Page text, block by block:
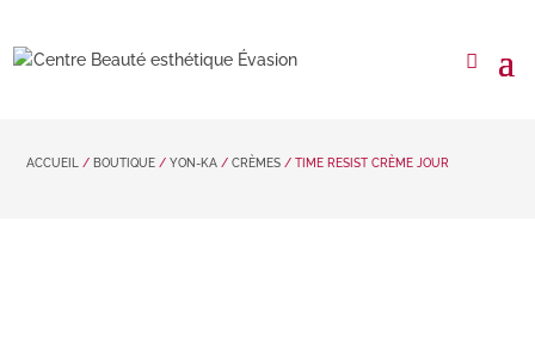
ACCUEIL / BOUTIQUE /YON-KA /CRÈMES / TIME RESIST CRÈME JOUR